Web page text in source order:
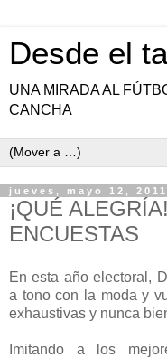
Desde el
UNA MIRADA AL
CANCHA
jueves, mayo 12, 2011
¡QUÉ
ENCUESTAS
En esta año electoral,
a tono con la moda y
exhaustivas y nunca
Imitando a los